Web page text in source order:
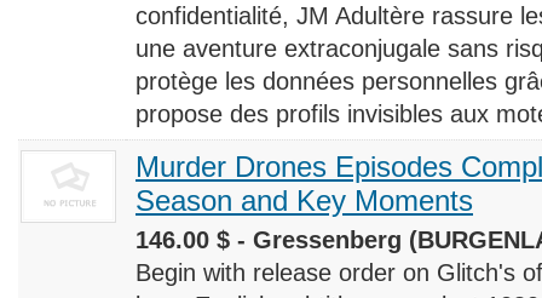
confidentialité, JM Adultère rassure
une aventure extraconjugale sans
protège les données personnelles
propose des profils invisibles aux
Murder Drones Episodes
Season and Key Moments
146.00 $ - Gressenberg
Begin with release order on Glitch's